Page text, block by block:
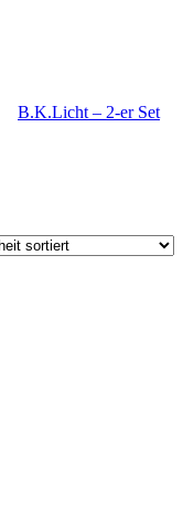
B.K.Licht – 2-er Set